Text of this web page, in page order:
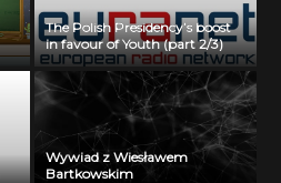
The Polish Presidency’s boost
in favour of Youth (part 2/3)
Wywiad z Wiesławem
Bartkowskim